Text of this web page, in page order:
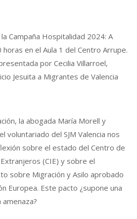
Campaña Hospitalidad 2024: A
en el Aula 1 del Centro Arrupe.
por Cecilia Villarroel,
Jesuita a Migrantes de Valencia
la abogada María Morell y
voluntariado del SJM Valencia nos
sobre el estado del Centro de
(CIE) y sobre el
sobre Migración y Asilo aprobado
Europea. Este pacto ¿supone una